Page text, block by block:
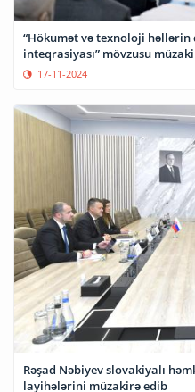
“Hökumət və texnoloji həllərin
inteqrasiyası” mövzusu
17-11-2024
Rəşad Nəbiyev slovakiyalı
layihələrini müzakirə edib